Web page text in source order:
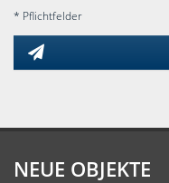
* Pflichtfelder
NEUE OBJEKTE